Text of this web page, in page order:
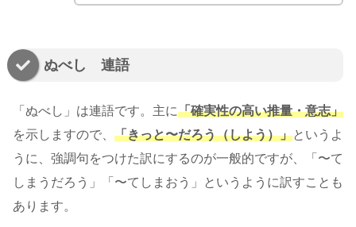
ぬべし 連語
「ぬべし」は連語です。主に「確実性の高い推量・意志」
を示しますので、 「きっと〜だろう（しよう）」というよ
うに、強調句をつけた訳にするのが一般的ですが、「〜て
しまうだろう」「〜てしまおう」というように訳すことも
あります。